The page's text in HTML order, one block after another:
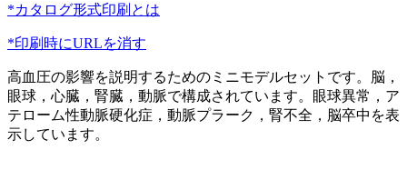
*カタログ形式印刷とは
*印刷時にURLを消す
高血圧の影響を説明するためのミニモデルセットです。脳，
眼球，心臓，腎臓，動脈で構成されています。眼球異常，ア
テローム性動脈硬化症，動脈プラーク，腎不全，脳卒中を表
示しています。